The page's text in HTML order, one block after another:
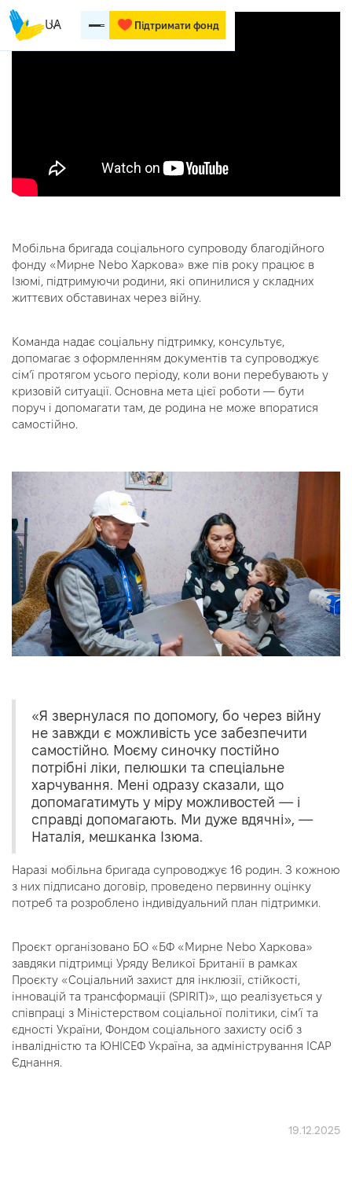
UA Підтримати фонд
Мобільна бригада соціального супроводу благодійного
фонду «Мирне Nеbo Харкова» вже пів року працює в
Ізюмі, підтримуючи родини, які опинилися у складних
життєвих обставинах через війну.
Команда надає соціальну підтримку, консультує,
допомагає з оформленням документів та супроводжує
сім’ї протягом усього періоду, коли вони перебувають у
кризовій ситуації. Основна мета цієї роботи — бути
поруч і допомагати там, де родина не може впоратися
самостійно.
«Я звернулася по допомогу, бо через війну
не завжди є можливість усе забезпечити
самостійно. Моєму синочку постійно
потрібні ліки, пелюшки та спеціальне
харчування. Мені одразу сказали, що
допомагатимуть у міру можливостей — і
справді допомагають. Ми дуже вдячні», —
Наталія, мешканка Ізюма.
Наразі мобільна бригада супроводжує 16 родин. З кожною
з них підписано договір, проведено первинну оцінку
потреб та розроблено індивідуальний план підтримки.
Проєкт організовано БО «БФ «Мирне Nеbo Харкова»
завдяки підтримці Уряду Великої Британії в рамках
Проєкту «Соціальний захист для інклюзії, стійкості,
інновацій та трансформації (SPIRIT)», що реалізується у
співпраці з Міністерством соціальної політики, сім’ї та
єдності України, Фондом соціального захисту осіб з
інвалідністю та ЮНІСЕФ Україна, за адміністрування ІСАР
Єднання.
19.12.2025